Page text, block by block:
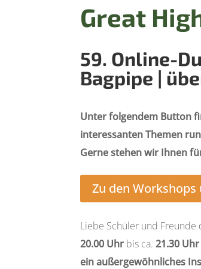
Great
59. Online-
Bagpipe |
Unter folgendem Button
interessanten Themen
Gerne stehen wir Ihnen
Zu den
Liebe Schüler und Freunde
20.00 Uhr bis ca.21.30 Uhr
ein außergewöhnliches